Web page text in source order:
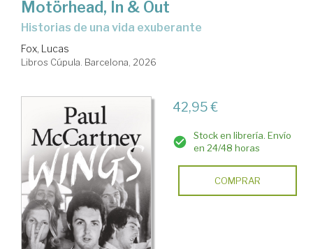
Motörhead, In & Out
Historias de una vida exuberante
Fox, Lucas
Libros Cúpula. Barcelona, 2026
42,95 €
Stock en librería. Envío
en 24/48 horas
COMPRAR